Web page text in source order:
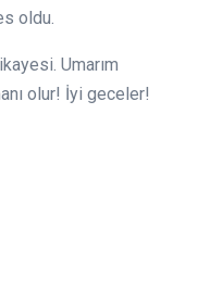
oldu.
Umarım
olur! İyi geceler!